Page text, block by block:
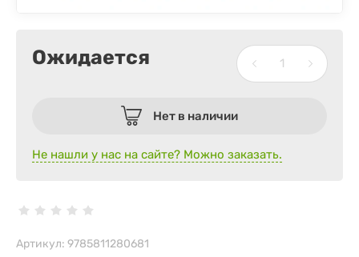
Ожидается
Нет в наличии
Не нашли у нас на сайте? Можно заказать.
Артикул: 9785811280681